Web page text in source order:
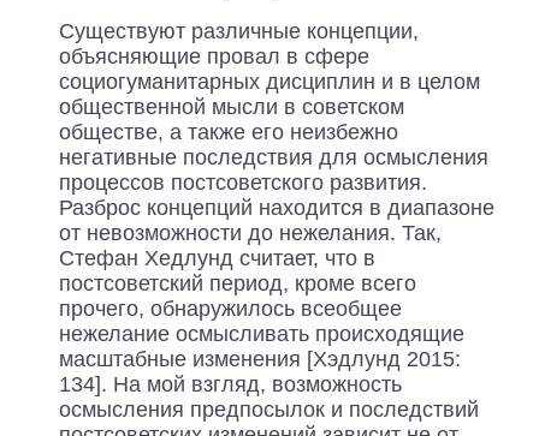
Существуют различные концепции,
объясняющие провал в сфере
социогуманитарных дисциплин и в целом
общественной мысли в советском
обществе, а также его неизбежно
негативные последствия для осмысления
процессов постсоветского развития.
Разброс концепций находится в диапазоне
от невозможности до нежелания. Так,
Стефан Хедлунд считает, что в
постсоветский период, кроме всего
прочего, обнаружилось всеобщее
нежелание осмысливать происходящие
масштабные изменения [Хэдлунд 2015:
134]. На мой взгляд, возможность
осмысления предпосылок и последствий